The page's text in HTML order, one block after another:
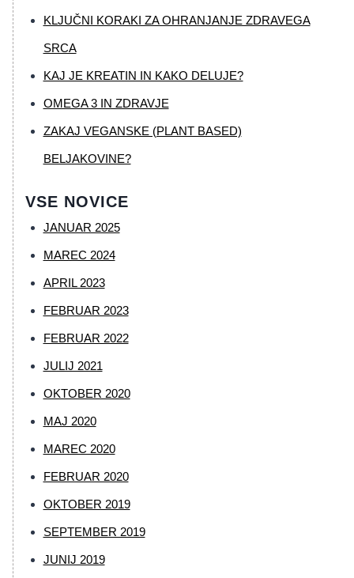
KLJUČNI KORAKI ZA OHRANJANJE ZDRAVEGA
SRCA
KAJ JE KREATIN IN KAKO DELUJE?
OMEGA 3 IN ZDRAVJE
ZAKAJ VEGANSKE (PLANT BASED)
BELJAKOVINE?
VSE NOVICE
JANUAR 2025
MAREC 2024
APRIL 2023
FEBRUAR 2023
FEBRUAR 2022
JULIJ 2021
OKTOBER 2020
MAJ 2020
MAREC 2020
FEBRUAR 2020
OKTOBER 2019
SEPTEMBER 2019
JUNIJ 2019